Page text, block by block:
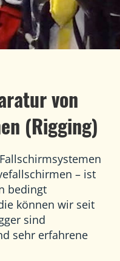
von
(Rigging)
– ist
bedingt
können wir seit
sind
sehr erfahrene